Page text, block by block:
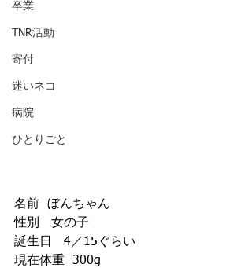
卒業
TNR活動
寄付
迷いネコ
病院
ひとりごと
名前  ぼんちゃん
性別   女の子
誕生日   4／15ぐらい
現在体重  300g